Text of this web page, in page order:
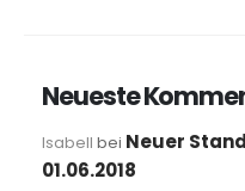
Neueste
Isabell bei Neuer
01.06.2018